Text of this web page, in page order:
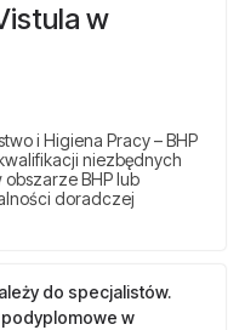
w
i Higiena Pracy – BHP
niezbędnych
BHP lub
doradczej
do specjalistów.
w